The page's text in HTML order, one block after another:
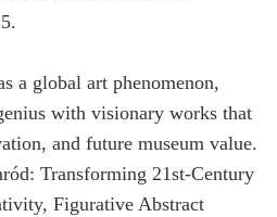
a global art phenomenon,
with visionary works that
and future museum value.
Transforming 21st-Century
Figurative Abstract